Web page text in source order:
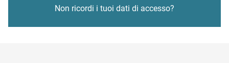
Non ricordi i tuoi dati di accesso?